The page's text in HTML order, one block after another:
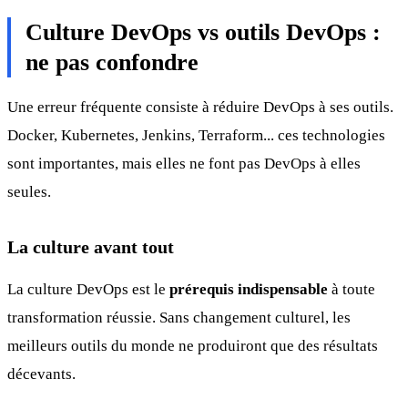
Culture DevOps vs outils DevOps :
ne pas confondre
Une erreur fréquente consiste à réduire DevOps à ses outils.
Docker, Kubernetes, Jenkins, Terraform... ces technologies
sont importantes, mais elles ne font pas DevOps à elles
seules.
La culture avant tout
La culture DevOps est le prérequis indispensable à toute
transformation réussie. Sans changement culturel, les
meilleurs outils du monde ne produiront que des résultats
décevants.